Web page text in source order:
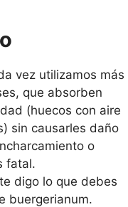
vez utilizamos más
que absorben
(huecos con aire
sin causarles daño
o
fatal.
digo lo que debes
buergerianum.